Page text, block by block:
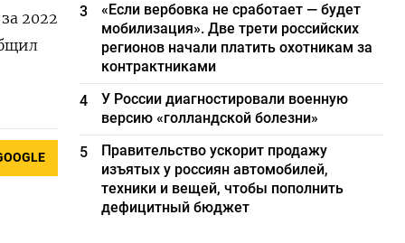
2022
3
«Если вербовка не сработает — будет
мобилизация». Две трети российских
регионов начали платить охотникам за
контрактниками
4
У России диагностировали военную
версию «голландской болезни»
5
Правительство ускорит продажу
изъятых у россиян автомобилей,
техники и вещей, чтобы пополнить
дефицитный бюджет